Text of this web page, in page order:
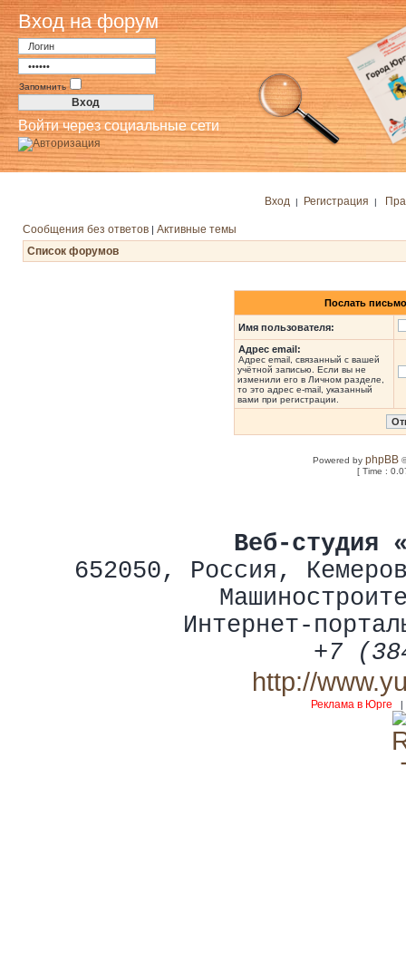
Вход на форум
Запомнить
Войти через социальные сети
Вход | Регистрация |
Сообщения без ответов | Активные темы
Список форумов
Послать
Имя пользователя:
Адрес email:
Адрес email, связанный с вашей
учётной записью. Если вы не
изменили его в Личном разделе,
то это адрес e-mail, указанный
вами при регистрации.
Powered byphpBB
[ Time :
Веб-студия
652050, Россия ,
Интернет-
+7
http://
Реклама в Юрге